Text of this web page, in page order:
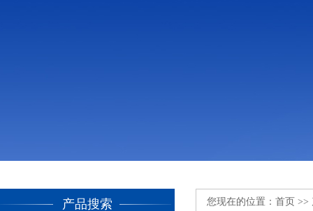
产品搜索 您现在的位置： 首页 >>